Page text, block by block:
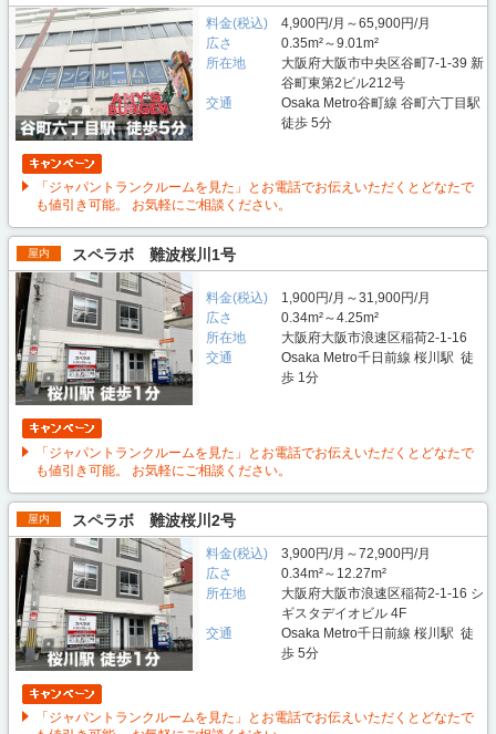
料金(税込)
4,900円/月～65,900円/月
広さ
0.35m²～9.01m²
所在地
大阪府大阪市中央区谷町7-1-39 新
谷町東第2ビル212号
交通
Osaka Metro谷町線 谷町六丁目駅
徒歩 5分
「ジャパントランクルームを見た」とお電話でお伝えいただくとどなたで
も値引き可能。 お気軽にご相談ください。
屋内 スペラボ 難波桜川1号
料金(税込)
1,900円/月～31,900円/月
広さ
0.34m²～4.25m²
所在地
大阪府大阪市浪速区稲荷2-1-16
交通
Osaka Metro千日前線 桜川駅 徒
歩 1分
「ジャパントランクルームを見た」とお電話でお伝えいただくとどなたで
も値引き可能。 お気軽にご相談ください。
屋内 スペラボ 難波桜川2号
料金(税込)
3,900円/月～72,900円/月
広さ
0.34m²～12.27m²
所在地
大阪府大阪市浪速区稲荷2-1-16 シ
ギスタデイオビル 4F
交通
Osaka Metro千日前線 桜川駅 徒
歩 5分
「ジャパントランクルームを見た」とお電話でお伝えいただくとどなたで